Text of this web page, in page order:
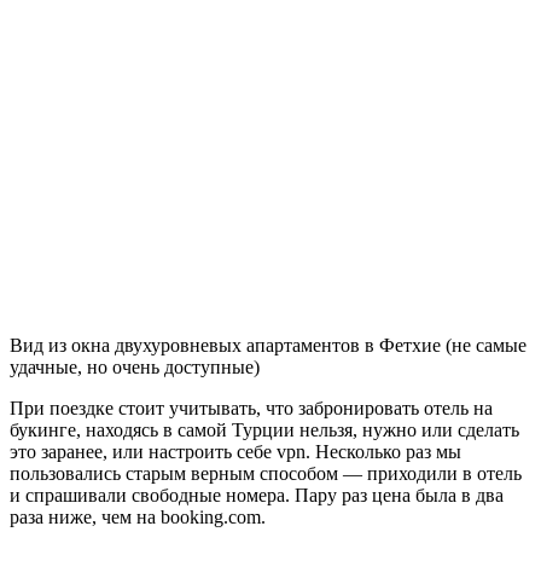
Вид из окна двухуровневых апартаментов в Фетхие (не самые
удачные, но очень доступные)
При поездке стоит учитывать, что забронировать отель на
букинге, находясь в самой Турции нельзя, нужно или сделать
это заранее, или настроить себе vpn. Несколько раз мы
пользовались старым верным способом — приходили в отель
и спрашивали свободные номера. Пару раз цена была в два
раза ниже, чем на booking.com.